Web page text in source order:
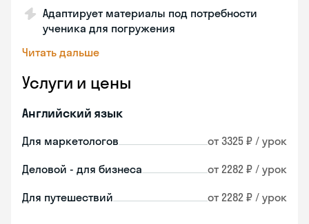
Адаптирует материалы под потребности
ученика для погружения
Читать дальше
Услуги и цены
Английский язык
Для маркетологов от 3325 ₽ / урок
Деловой - для бизнеса от 2282 ₽ / урок
Для путешествий от 2282 ₽ / урок